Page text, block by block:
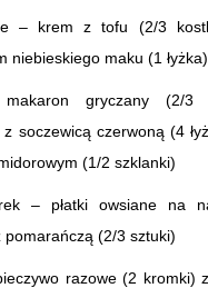
– krem z tofu (2/3
niebieskiego maku (1 łyżka)
gryczany (2/3
soczewicą czerwoną (4
(1/2 szklanki)
– płatki owsiane na
pomarańczą (2/3 sztuki)
razowe (2 kromki)